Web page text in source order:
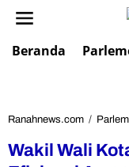
Beranda
Ranahnews.com /
Wakil Wali